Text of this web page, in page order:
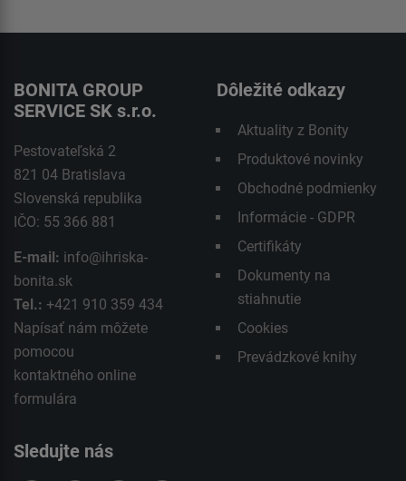
BONITA GROUP
SERVICE SK s.r.o.
Pestovateľská 2
821 04 Bratislava
Slovenská republika
IČO: 55 366 881
E-mail: info@ihriska-
bonita.sk
Tel.: +421 910 359 434
Napísať nám môžete
pomocou
kontaktného online
formulára
Dôležité odkazy
Aktuality z Bonity
Produktové novinky
Obchodné podmienky
Informácie - GDPR
Certifikáty
Dokumenty na
stiahnutie
Cookies
Prevádzkové knihy
Sledujte nás